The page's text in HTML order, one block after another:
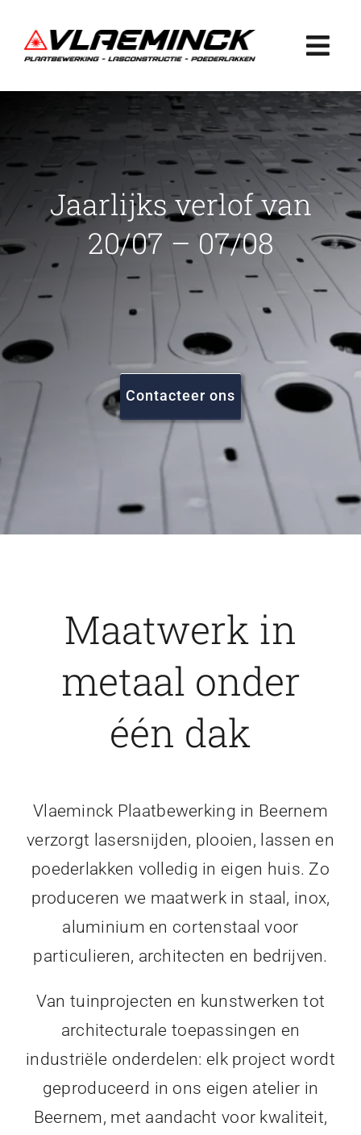
naar
inhoud
Plaatbewerking
Lasconstructie
Poederlakken
Projecten
FAQ
Vacatures
Jaarlijks verlof van
20/07 – 07/08
Contacteer ons
Maatwerk in
metaal onder
één dak
Vlaeminck Plaatbewerking in Beernem
verzorgt lasersnijden, plooien, lassen en
poederlakken volledig in eigen huis. Zo
produceren we maatwerk in staal, inox,
aluminium en cortenstaal voor
particulieren, architecten en bedrijven.
Van tuinprojecten en kunstwerken tot
architecturale toepassingen en
industriële onderdelen: elk project wordt
geproduceerd in ons eigen atelier in
Beernem, met aandacht voor kwaliteit,